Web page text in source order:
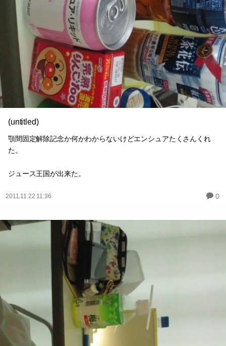
(untitled)
顎間固定解除記念か何かわからないけどエンシュアたくさんくれ
た。
ジュース王国が出来た。
2011.11.22 11:36 0